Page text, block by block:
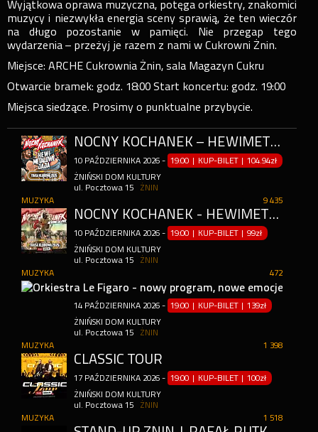
Wyjątkowa oprawa muzyczna, potęga orkiestry, znakomici
muzycy i niezwykła energia sceny sprawią, że ten wieczór
na długo pozostanie w pamięci. Nie przegap tego
wydarzenia – przeżyj je razem z nami w Cukrowni Żnin.
Miejsce: ARCHE Cukrownia Żnin, sala Magazyn Cukru
Otwarcie bramek: godz. 18:00 Start koncertu: godz. 19:00
Miejsca siedzące. Prosimy o punktualne przybycie.
NOCNY KOCHANEK – HEWIMETALOWE JAJA
10 PAŹDZIERNIKA 2026 - 19:00 | KUP-BILET |104.94zł
ŻNIŃSKI DOM KULTURY
ul. Pocztowa 15
ŻNIN
9 435
MUZYKA
NOCNY KOCHANEK - HEWIMETALOWE JAJA
10 PAŹDZIERNIKA 2026 - 19:00 | KUP-BILET |99zł
ŻNIŃSKI DOM KULTURY
ul. Pocztowa 15
ŻNIN
472
MUZYKA
14 PAŹDZIERNIKA 2026 - 19:00 | KUP-BILET |139zł
ŻNIŃSKI DOM KULTURY
ul. Pocztowa 15
ŻNIN
1 398
MUZYKA
CLASSIC TOUR
17 PAŹDZIERNIKA 2026 - 19:00 | KUP-BILET |100zł
ŻNIŃSKI DOM KULTURY
ul. Pocztowa 15
ŻNIN
1 518
MUZYKA